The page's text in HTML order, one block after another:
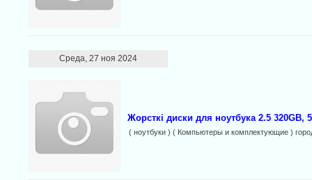
Среда, 27 ноя 2024
Жорсткі диски для ноутбука 2.5 320GB,
( ноутбуки ) ( Компьютеры и комплектующие )